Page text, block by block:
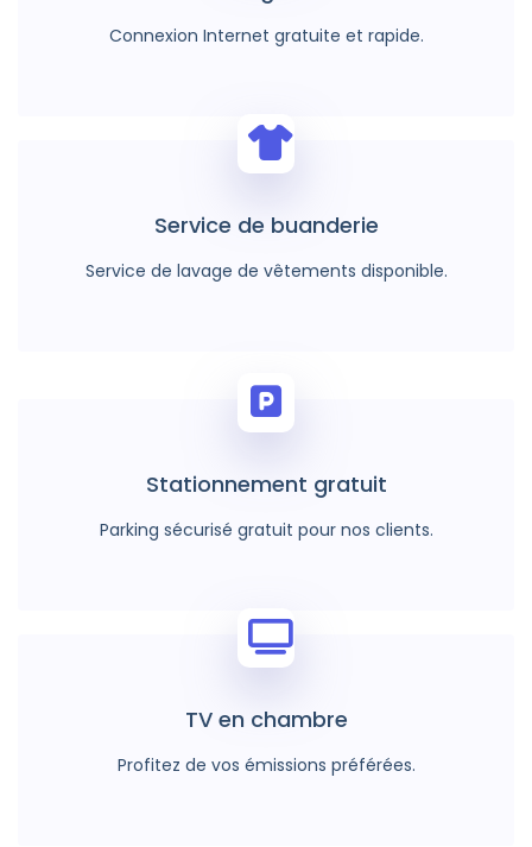
Connexion Internet gratuite et rapide.
Service de buanderie
Service de lavage de vêtements disponible.
Stationnement gratuit
Parking sécurisé gratuit pour nos clients.
TV en chambre
Profitez de vos émissions préférées.